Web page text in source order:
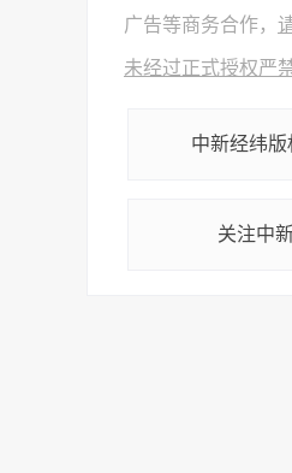
广告等商务合作，
未经过正式授权严
中新经纬
关注中